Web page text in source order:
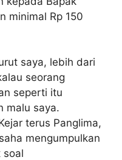
minimal Rp 150
saya, lebih dari
seorang
seperti itu
malu saya.
terus Panglima,
mengumpulkan
soal